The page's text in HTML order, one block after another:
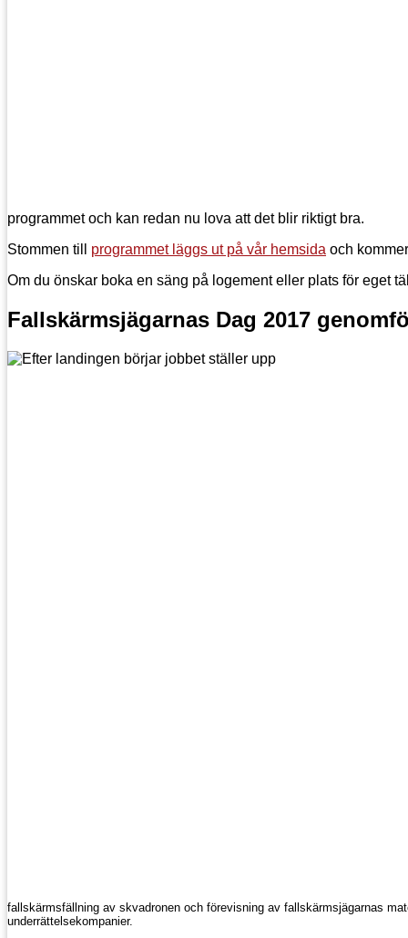
programmet och kan redan nu lova att det blir riktigt bra.
Stommen till programmet läggs ut på vår hemsida och
Om du önskar boka en säng på logement eller plats för eget
Fallskärmsjägarnas Dag 2017
fallskärmsfällning av skvadronen och förevisning av fallskärmsjägarnas
underrättelsekompanier.